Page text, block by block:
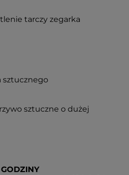
tarczy zegarka
sztucznego
sztuczne o dużej